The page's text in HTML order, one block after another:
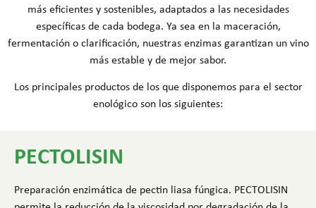
más eficientes y sostenibles, adaptados a las necesidades
específicas de cada bodega. Ya sea en la maceración,
fermentación o clarificación, nuestras enzimas garantizan un vino
más estable y de mejor sabor.
Los principales productos de los que disponemos para el sector
enológico son los siguientes:
PECTOLISIN
Preparación enzimática de pectin liasa fúngica. PECTOLISIN